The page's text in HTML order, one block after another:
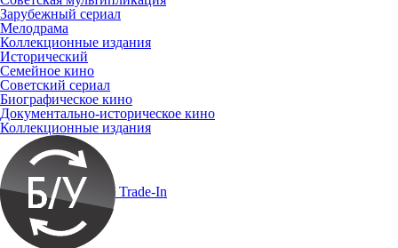
Зарубежный сериал
Мелодрама
Коллекционные издания
Исторический
Семейное кино
Советский сериал
Биографическое кино
Документально-историческое кино
Коллекционные издания
Trade-In